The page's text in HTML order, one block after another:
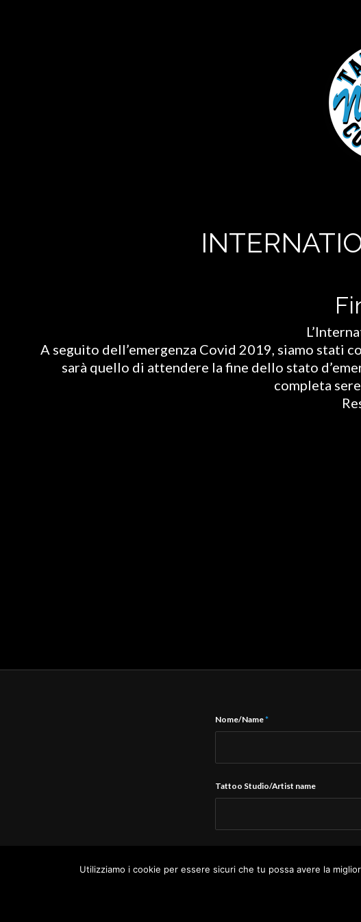
A seguito dell’emergenza Covid 2019, siamo stati
sarà quello di attendere la fine dello stato
completa
Nome/Name*
Tattoo Studio/Artist name
Utilizziamo i cookie per essere sicuri che tu possa avere la